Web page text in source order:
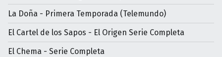
La Doña - Primera Temporada (Telemundo)
El Cartel de los Sapos - El Origen Serie Completa
El Chema - Serie Completa